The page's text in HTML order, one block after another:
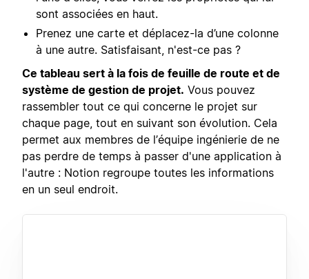
sont associées en haut.
Prenez une carte et déplacez-la d’une colonne
à une autre. Satisfaisant, n'est-ce pas ?
Ce tableau sert à la fois de feuille de route et de
système de gestion de projet. Vous pouvez
rassembler tout ce qui concerne le projet sur
chaque page, tout en suivant son évolution. Cela
permet aux membres de l’équipe ingénierie de ne
pas perdre de temps à passer d'une application à
l'autre : Notion regroupe toutes les informations
en un seul endroit.